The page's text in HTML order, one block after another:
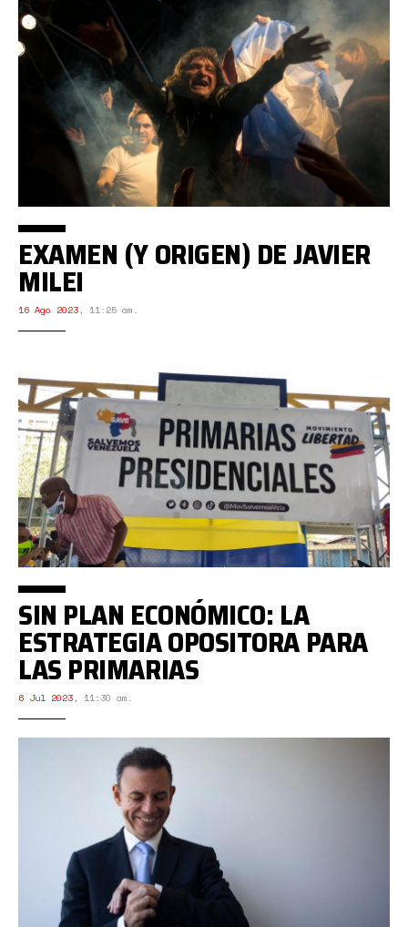
EXAMEN (Y ORIGEN) DE JAVIER
MILEI
16 Ago 2023, 11:25 am.
SIN PLAN ECONÓMICO: LA
ESTRATEGIA OPOSITORA PARA
LAS PRIMARIAS
6 Jul 2023, 11:30 am.